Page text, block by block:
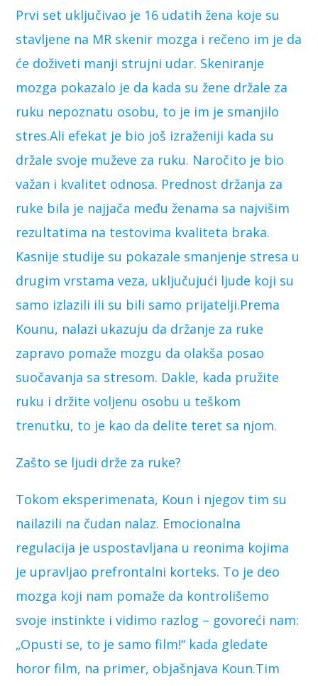
Prvi set uključivao je 16 udatih žena koje su
stavljene na MR skenir mozga i rečeno im je da
će doživeti manji strujni udar. Skeniranje
mozga pokazalo je da kada su žene držale za
ruku nepoznatu osobu, to je im je smanjilo
stres.Ali efekat je bio još izraženiji kada su
držale svoje muževe za ruku. Naročito je bio
važan i kvalitet odnosa. Prednost držanja za
ruke bila je najjača među ženama sa najvišim
rezultatima na testovima kvaliteta braka.
Kasnije studije su pokazale smanjenje stresa u
drugim vrstama veza, uključujući ljude koji su
samo izlazili ili su bili samo prijatelji.Prema
Kounu, nalazi ukazuju da držanje za ruke
zapravo pomaže mozgu da olakša posao
suočavanja sa stresom. Dakle, kada pružite
ruku i držite voljenu osobu u teškom
trenutku, to je kao da delite teret sa njom.
Zašto se ljudi drže za ruke?
Tokom eksperimenata, Koun i njegov tim su
nailazili na čudan nalaz. Emocionalna
regulacija je uspostavljana u reonima kojima
je upravljao prefrontalni korteks. To je deo
mozga koji nam pomaže da kontrolišemo
svoje instinkte i vidimo razlog – govoreći nam:
„Opusti se, to je samo film!“ kada gledate
horor film, na primer, objašnjava Koun.Tim